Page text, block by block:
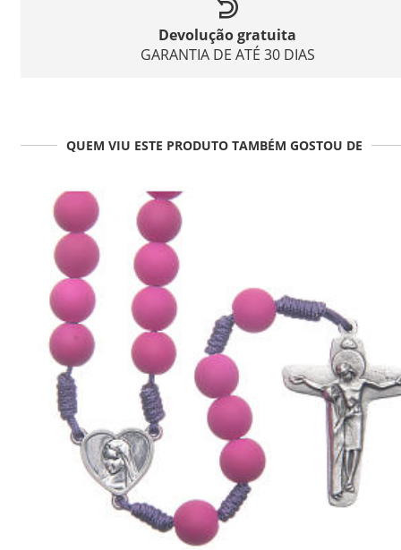
Devolução gratuita
GARANTIA DE ATÉ 30 DIAS
QUEM VIU ESTE PRODUTO TAMBÉM GOSTOU DE